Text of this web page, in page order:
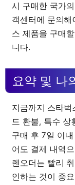
시 구매한 국가
객센터에 문의
스 제품을 구매
니다.
요약 및 나
지금까지 스타
드 환불, 특수 상
구매 후 7일 이
어도 결제 내역
렌오더는 빨리
인하는 것이 중